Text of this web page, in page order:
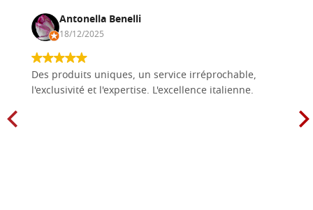
Antonella Benelli
18/12/2025
Des produits uniques, un service irréprochable,
l'exclusivité et l'expertise. L'excellence italienne.